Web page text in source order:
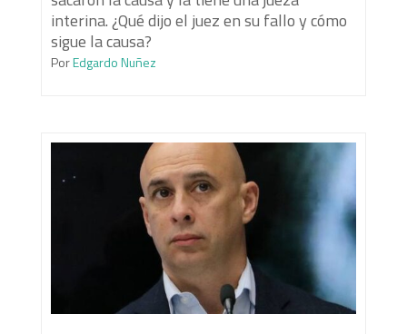
interina. ¿Qué dijo el juez en su fallo y cómo
sigue la causa?
PorEdgardo Nuñez